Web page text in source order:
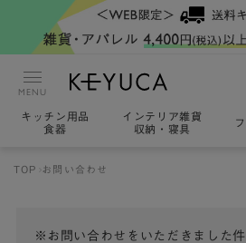
MENU
キッチン用品
食器
インテリア雑貨
収納・寝具
TOP お問い合わせ
※お問い合わせをいただきました